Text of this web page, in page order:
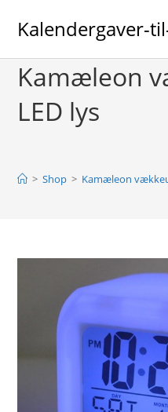
Kalendergaver-
Kamæleon
LED lys
> Shop > Kamæleon